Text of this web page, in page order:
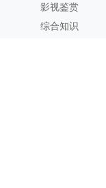
影视鉴赏
综合知识